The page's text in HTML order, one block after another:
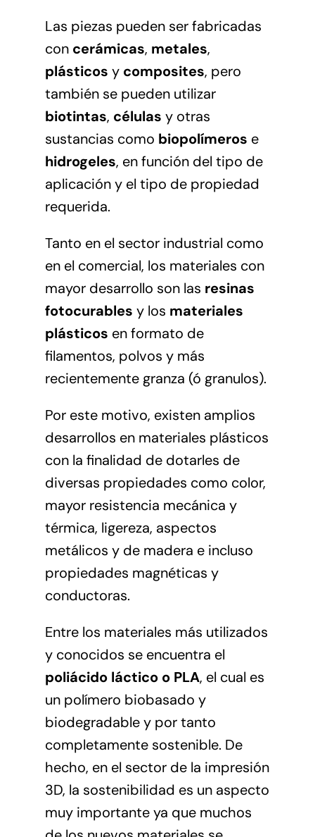
Las piezas pueden ser fabricadas
con cerámicas, metales,
plásticos y composites, pero
también se pueden utilizar
biotintas, células y otras
sustancias como biopolímeros e
hidrogeles, en función del tipo de
aplicación y el tipo de propiedad
requerida.
Tanto en el sector industrial como
en el comercial, los materiales con
mayor desarrollo son las resinas
fotocurables y los materiales
plásticos en formato de
filamentos, polvos y más
recientemente granza (ó granulos).
Por este motivo, existen amplios
desarrollos en materiales plásticos
con la finalidad de dotarles de
diversas propiedades como color,
mayor resistencia mecánica y
térmica, ligereza, aspectos
metálicos y de madera e incluso
propiedades magnéticas y
conductoras.
Entre los materiales más utilizados
y conocidos se encuentra el
poliácido láctico o PLA, el cual es
un polímero biobasado y
biodegradable y por tanto
completamente sostenible. De
hecho, en el sector de la impresión
3D, la sostenibilidad es un aspecto
muy importante ya que muchos